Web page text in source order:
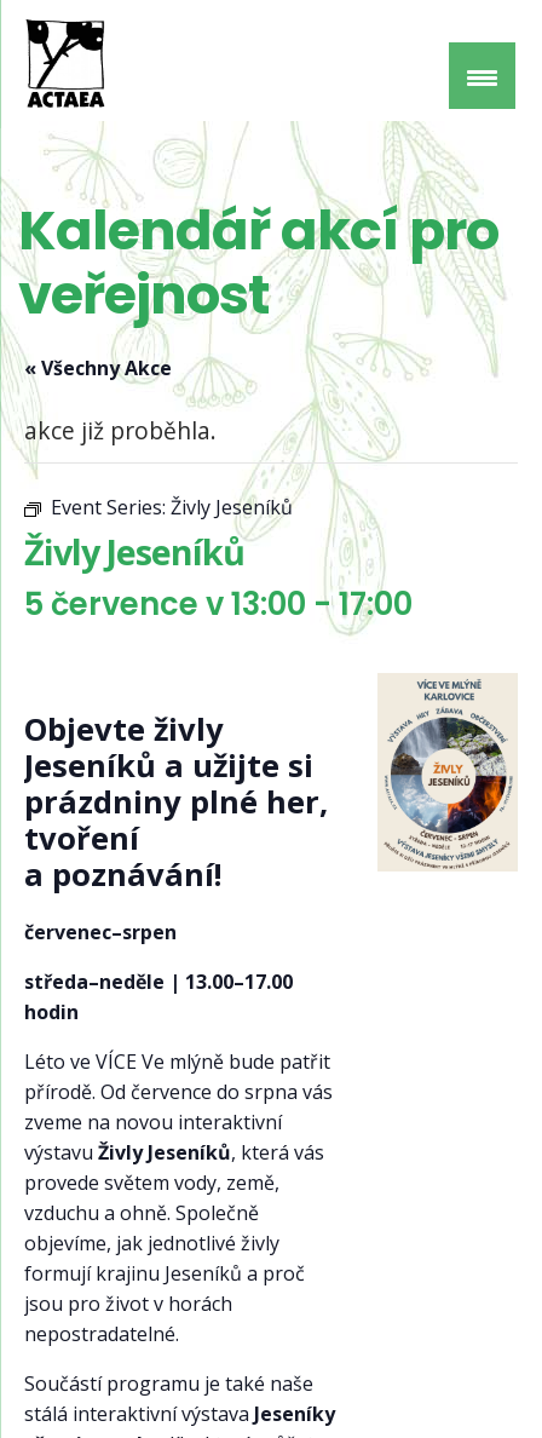
Kalendář akcí pro
veřejnost
« Všechny Akce
akce již proběhla.
Event Series: Živly Jeseníků
Živly Jeseníků
5 července v 13:00 -17:00
Objevte živly
Jeseníků a užijte si
prázdniny plné her,
tvoření
a poznávání!
červenec–srpen
středa–neděle | 13.00–17.00
hodin
Léto ve VÍCE Ve mlýně bude patřit
přírodě. Od července do srpna vás
zveme na novou interaktivní
výstavu Živly Jeseníků, která vás
provede světem vody, země,
vzduchu a ohně. Společně
objevíme, jak jednotlivé živly
formují krajinu Jeseníků a proč
jsou pro život v horách
nepostradatelné.
Součástí programu je také naše
stálá interaktivní výstava Jeseníky